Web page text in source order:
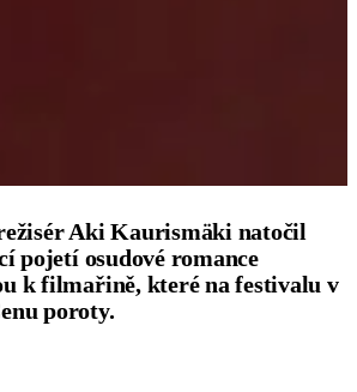
Aki Kaurismäki natočil
pojetí osudové romance
k filmařině, které na festivalu v
poroty.